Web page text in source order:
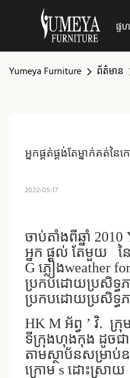
ផ្ទហ
Yumeya Furniture ព័ត៌មាន
អ្នកផ្គត់ផ្គង់តែម្នាក់គ
2022-05-17
ចាប់តាំងពីឆ្នាំ
អ្នក ផ្ដល់ តែមួយ
Gភ្លៀងweather
ប្រកបដោយប្រសិទ្ធភ
ប្រកបដោយប្រសិទ្ធភ
HK M អ័ព្វ ’ វិ. ក្រុ
ទីក្រុងហុងកុង ដូចជា
តាម​ស្ថាប័ន​សម្រាប់​
ក្រោម s ដោះស្រាយ